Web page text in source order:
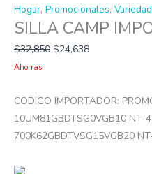
Hogar, Promocionales,
SILLA CAMP
$32,850 $24,638
Ahorras
CODIGO IMPORTADOR:
10UM81GBDTSG0VGB10 NT-
700K62GBDTVSG15VGB20
cantidad